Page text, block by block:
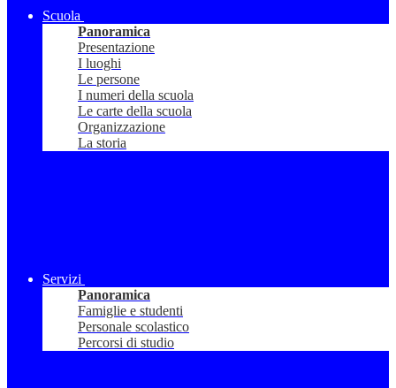
Scuola
Panoramica
Presentazione
I luoghi
Le persone
I numeri della scuola
Le carte della scuola
Organizzazione
La storia
Servizi
Panoramica
Famiglie e studenti
Personale scolastico
Percorsi di studio